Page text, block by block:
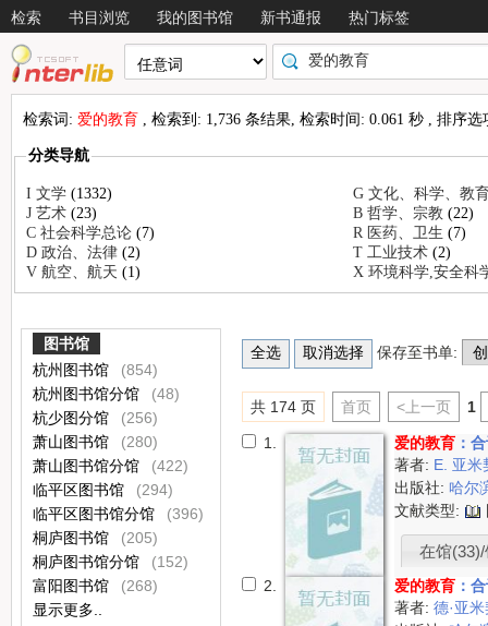
检索 书目浏览 我的图书馆 新书通报 热门标签
检索词: 爱的教育 , 检索到: 1,736 条结果, 检索时间: 0.061 秒 , 排序
分类导航
I 文学(1332)
G 文化、科学、教
J 艺术(23) B 哲学、宗教(22)
C 社会科学总论(7) R 医药、卫生(7)
D 政治、法律(2) T 工业技术(2)
V 航空、航天(1) X 环境科学,安全科
图书馆
杭州图书馆
(854)
杭州图书馆分馆
(48)
杭少图分馆
(256)
萧山图书馆
(280)
萧山图书馆分馆
(422)
临平区图书馆
(294)
临平区图书馆分馆
(396)
桐庐图书馆
(205)
桐庐图书馆分馆
(152)
富阳图书馆
(268)
显示更多..
保存至书单:
共 174 页 首页 <上一页 1
1. 爱的教育 ：
著者: E. 亚
出版社:哈尔
文献类型:
在馆
2. 爱的教育 ：
著者:德·亚